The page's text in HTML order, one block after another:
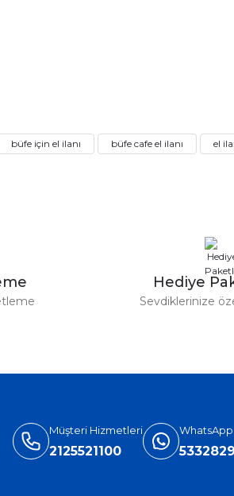
TL
Gönderim
büfe için el ilanı büfe cafe el ilanı el
Hediye
Sevdiklerinize
Müşteri Hizmetleri
2125521100